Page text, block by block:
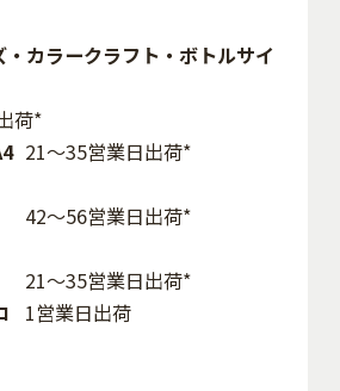
カラークラフト・ボトルサイ
荷*
21～35営業日出荷*
42〜56営業日出荷*
21～35営業日出荷*
1営業日出荷